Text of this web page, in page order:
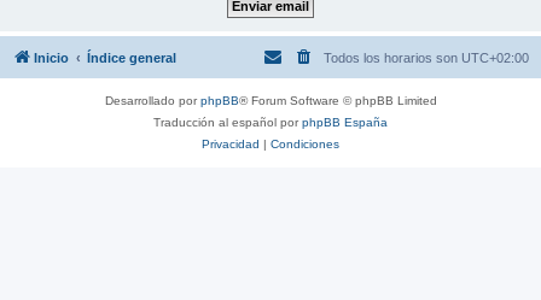
Inicio Índice general Todos los horarios son UTC+02:00
Desarrollado porphpBB® Forum Software © phpBB Limited
Traducción al español porphpBB España
Privacidad | Condiciones